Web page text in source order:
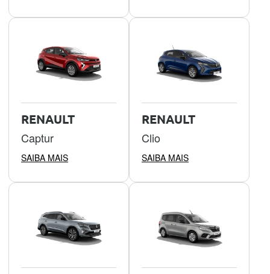
RENAULT
Captur
SAIBA MAIS
RENAULT
Clio
SAIBA MAIS